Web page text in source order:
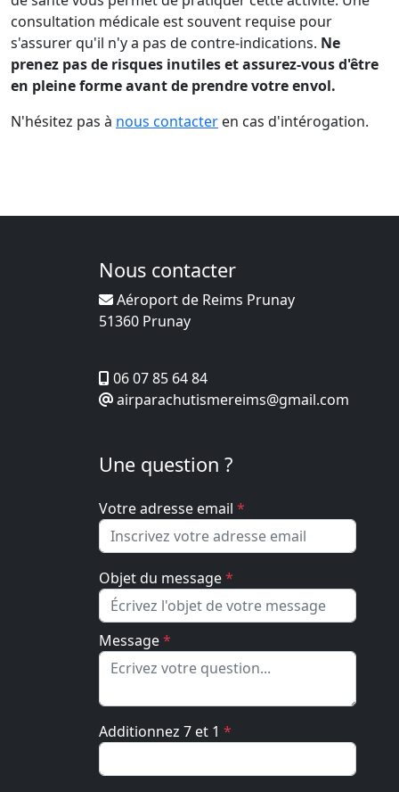
consultation médicale est souvent requise pour
s'assurer qu'il n'y a pas de contre-indications. Ne
prenez pas de risques inutiles et assurez-vous d'être
en pleine forme avant de prendre votre envol.
N'hésitez pas à nous contacter en cas d'intérogation.
Nous contacter
Aéroport de Reims Prunay
51360 Prunay
06 07 85 64 84
airparachutismereims@gmail.com
Une question ?
Votre adresse email *
Objet du message*
Message*
Additionnez 7 et 1 *